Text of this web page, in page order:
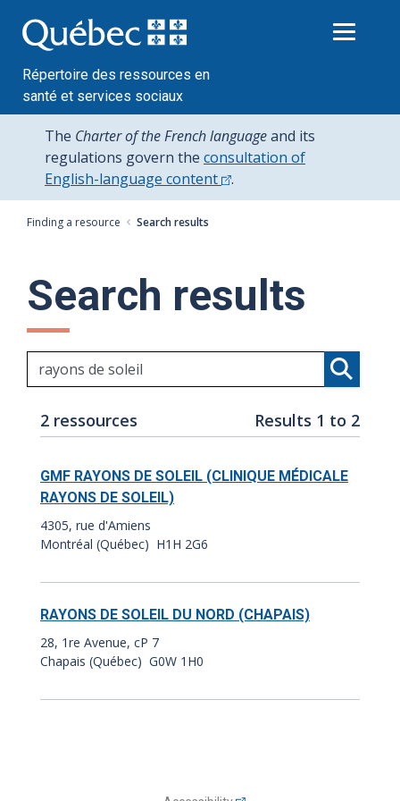
au
contenu
Répertoire des ressources en
santé et services sociaux
The Charter of the French languageand its
regulations govern the consultation of
English-language content
.
Finding a resource Search results
Search results
Search
Number
of
results:
2 ressources
Results
index:
Results 1 to 2
GMF RAYONS DE SOLEIL (CLINIQUE MÉDICALE
RAYONS DE SOLEIL)
4305, rue d'Amiens
Montréal (Québec) H1H 2G6
RAYONS DE SOLEIL DU NORD (CHAPAIS)
28, 1re Avenue, cP 7
Chapais (Québec) G0W 1H0